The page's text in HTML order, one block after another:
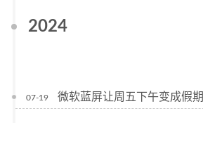
2024
07-19 微软蓝屏让周五下午变成假期